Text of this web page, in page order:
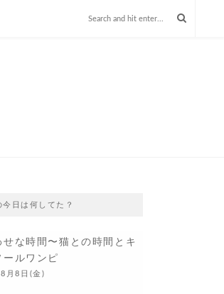
今日は何してた？
せな時間〜猫との時間とキ
ールワンピ
月8日(金)